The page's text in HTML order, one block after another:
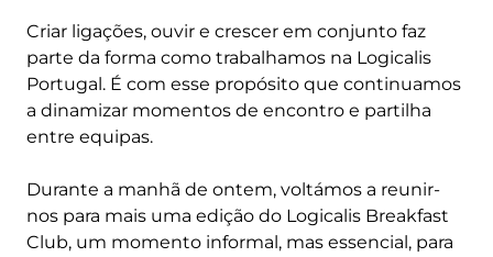
Criar ligações, ouvir e crescer em conjunto faz
parte da forma como trabalhamos na Logicalis
Portugal. É com esse propósito que continuamos
a dinamizar momentos de encontro e partilha
entre equipas.
Durante a manhã de ontem, voltámos a reunir-
nos para mais uma edição do Logicalis Breakfast
Club, um momento informal, mas essencial, para